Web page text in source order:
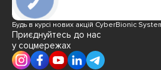
Будь в курсі нових акцій CyberBionic
Приєднуйтесь до нас
у соцмережах